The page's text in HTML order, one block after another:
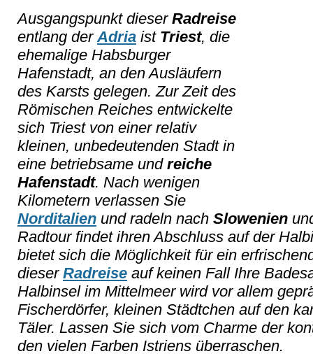
Ausgangspunkt dieser Radreise
entlang derAdria ist Triest, die
ehemalige Habsburger
Hafenstadt, an den Ausläufern
des Karsts gelegen. Zur Zeit des
Römischen Reiches entwickelte
sich Triest von einer relativ
kleinen, unbedeutenden Stadt in
eine betriebsame und reiche
Hafenstadt. Nach wenigen
Kilometern verlassen Sie
Norditalien und radeln nach Slowenien
Radtour findet ihren Abschluss auf der
bietet sich die Möglichkeit für ein
dieser Radreise auf keinen Fall Ihre
Halbinsel im Mittelmeer wird vor allem
Fischerdörfer, kleinen Städtchen auf den
Täler. Lassen Sie sich vom Charme der
den vielen Farben Istriens überraschen.